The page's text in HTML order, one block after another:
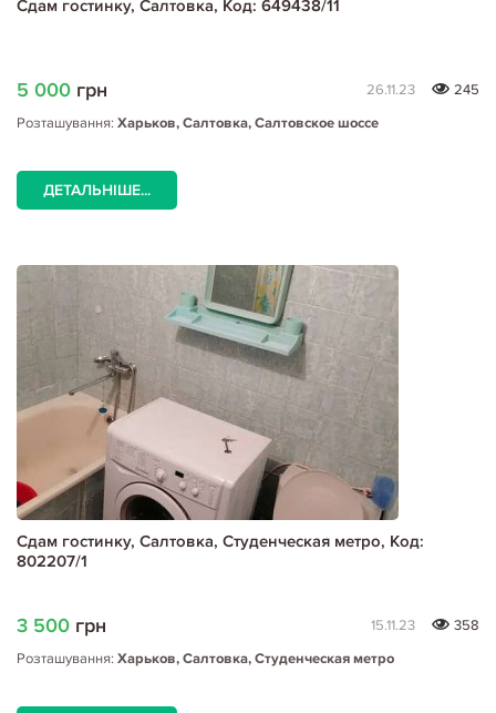
Сдам гостинку, Салтовка, Код: 649438/11
5 000 грн 26.11.23
245
Розташування: Харьков, Салтовка, Салтовское шоссе
ДЕТАЛЬНІШЕ...
Сдам гостинку, Салтовка, Студенческая метро, Код:
802207/1
3 500 грн 15.11.23
358
Розташування: Харьков, Салтовка, Студенческая метро